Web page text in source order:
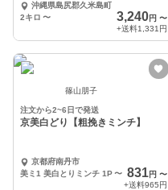
沖縄県島尻郡久米島町
2キロ 〜 3,240円 〜
+送料1,331円
篠山朋子
注文から2~6日で発送
京美白どり【粗挽きミンチ】
京都府南丹市
美ミ1 美白とりミンチ 1P〜 831円 〜
+送料965円